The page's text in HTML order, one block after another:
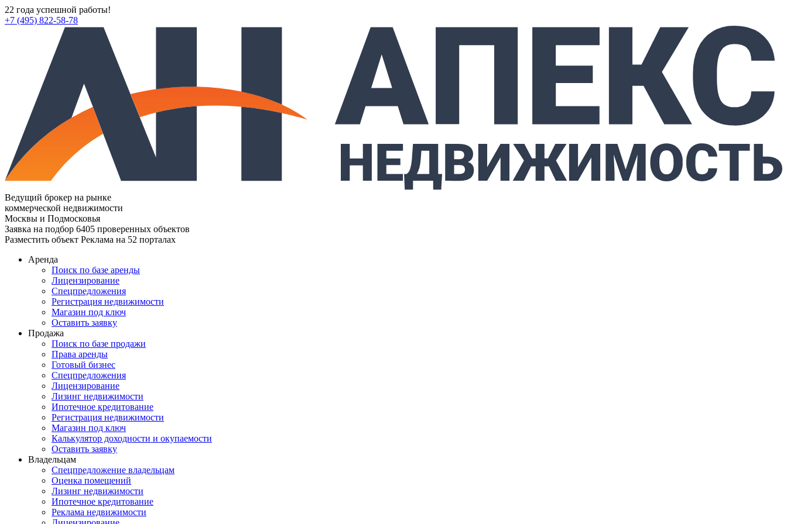
22 года успешной работы!
+7 (495) 822-58-78
Ведущий брокер на рынке
коммерческой недвижимости
Москвы и Подмосковья
Заявка на подбор 6405 проверенных объектов
Разместить объект Реклама на 52 порталах
Аренда
Поиск по базе аренды
Лицензирование
Спецпредложения
Регистрация недвижимости
Магазин под ключ
Оставить заявку
Продажа
Поиск по базе продажи
Права аренды
Готовый бизнес
Спецпредложения
Лицензирование
Лизинг недвижимости
Ипотечное кредитование
Регистрация недвижимости
Магазин под ключ
Калькулятор доходности и окупаемости
Оставить заявку
Владельцам
Спецпредложение владельцам
Оценка помещений
Лизинг недвижимости
Ипотечное кредитование
Реклама недвижимости